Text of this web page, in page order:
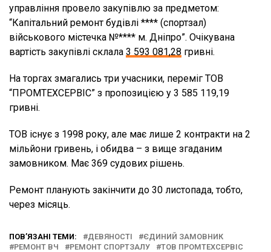
управління провело закупівлю за предметом:
“Капітальний ремонт будівлі **** (спортзал)
військового містечка №**** м. Дніпро”. Очікувана
вартість закупівлі склала 3 593 081,28 гривні.
На торгах змагались три учасники, переміг ТОВ
“ПРОМТЕХСЕРВІС” з пропозицією у 3 585 119,19
гривні.
ТОВ існує з 1998 року, але має лише 2 контракти на 2
мільйони гривень, і обидва – з вище згаданим
замовником. Має 369 судових рішень.
Ремонт планують закінчити до 30 листопада, тобто,
через місяць.
ПОВ’ЯЗАНІ ТЕМИ: ДЕВЯНОСТІ
ЄДИНИЙ ЗАМОВНИК
РЕМОНТ ВЧ
РЕМОНТ СПОРТЗАЛУ ТОВ ПРОМТЕХСЕРВІС